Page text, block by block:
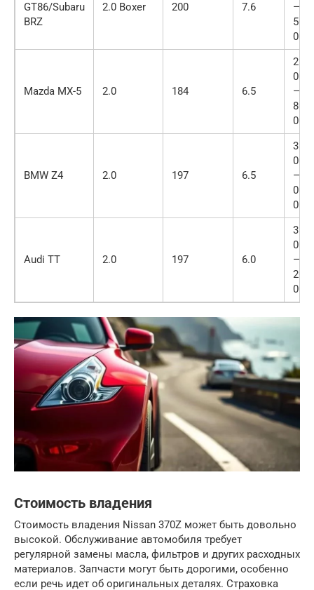
GT86/Subaru
BRZ
2.0 Boxer 200 7.6
— 2
500
000
Mazda MX-5 2.0 184 6.5
2
000
— 2
800
000
BMW Z4 2.0 197 6.5
3
000
— 4
000
000
Audi TT 2.0 197 6.0
3
000
— 4
200
000
Стоимость владения
Стоимость владения Nissan 370Z может быть довольно
высокой. Обслуживание автомобиля требует
регулярной замены масла, фильтров и других расходных
материалов. Запчасти могут быть дорогими, особенно
если речь идет об оригинальных деталях. Страховка